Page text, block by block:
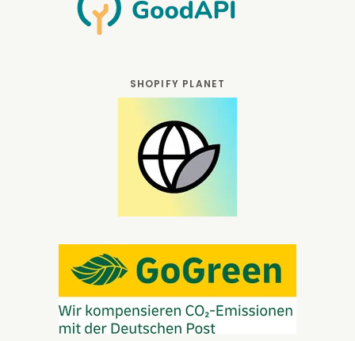
SHOPIFY PLANET